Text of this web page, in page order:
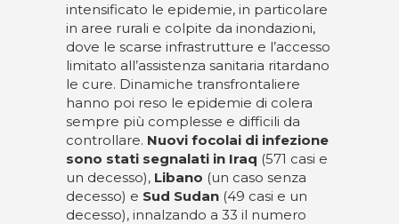
intensificato le epidemie, in particolare
in aree rurali e colpite da inondazioni,
dove le scarse infrastrutture e l’accesso
limitato all’assistenza sanitaria ritardano
le cure. Dinamiche transfrontaliere
hanno poi reso le epidemie di colera
sempre più complesse e difficili da
controllare. Nuovi focolai di infezione
sono stati segnalati in Iraq (571 casi e
un decesso), Libano (un caso senza
decesso) e Sud Sudan (49 casi e un
decesso), innalzando a 33 il numero